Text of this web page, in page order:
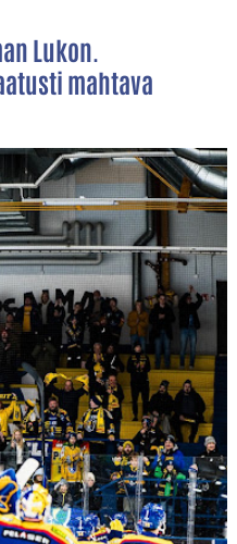
Lukon.
mahtava